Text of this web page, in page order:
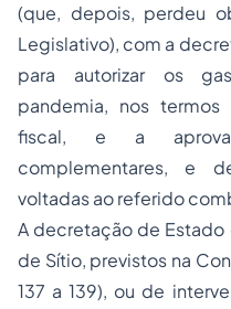
(que, depois, perdeu
Legislativo), com a
para autorizar os
pandemia, nos
fiscal, e a
complementares, e
voltadas ao referido
A decretação de
de Sítio, previstos na
137 a 139), ou de